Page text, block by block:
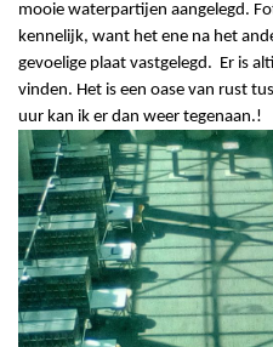
mooie waterpartijen aangelegd.
kennelijk, want het ene na het
gevoelige plaat vastgelegd. Er is
vinden. Het is een oase van rust
uur kan ik er dan weer tegenaan.!